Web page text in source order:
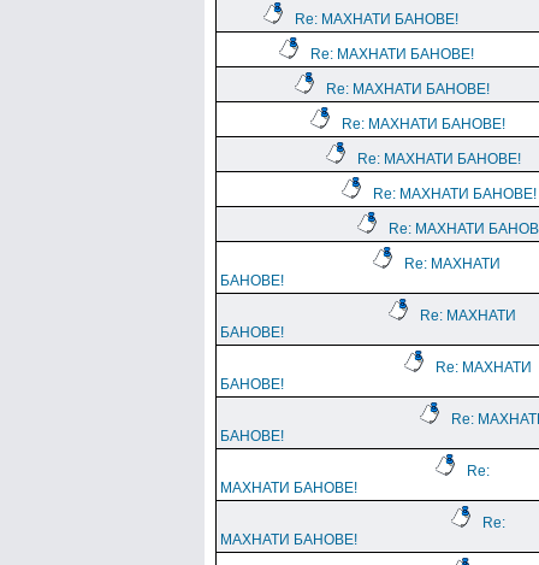
Re: МАХНАТИ БАНОВЕ!
Re: МАХНАТИ БАНОВЕ!
Re: МАХНАТИ БАНОВЕ!
Re: МАХНАТИ БАНОВЕ!
Re: МАХНАТИ БАНОВЕ!
Re: МАХНАТИ БАНОВЕ!
Re: МАХНАТИ
Re: МАХНАТИ
БАНОВЕ!
Re: МАХНАТИ
БАНОВЕ!
Re: МАХНАТИ
БАНОВЕ!
Re:
БАНОВЕ!
Re:
МАХНАТИ БАНОВЕ!
Re:
МАХНАТИ БАНОВЕ!